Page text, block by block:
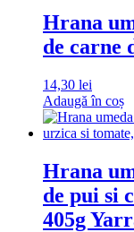
Hrana
de carne
14,30 lei
Adaugă în coș
Hrana
de pui si
405g